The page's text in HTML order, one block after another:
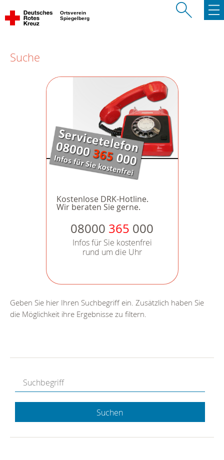
Ortsverein
Spiegelberg
Suche
Kostenlose DRK-Hotline.
Wir beraten Sie gerne.
08000 365 000
Infos für Sie kostenfrei
rund um die Uhr
Geben Sie hier Ihren Suchbegriff ein. Zusätzlich haben Sie
die Möglichkeit ihre Ergebnisse zu filtern.
Suchen